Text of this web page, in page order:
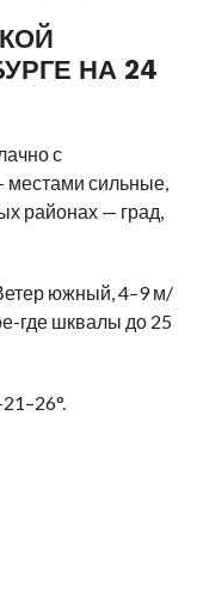
НА 24
с
сильные,
районах — град,
южный, 4–9 м/
где шквалы до 25